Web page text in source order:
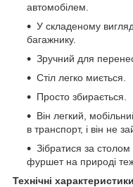
автомобілем.
У складеному
багажнику.
Зручний для
Стіл легко миється.
Просто збирається.
Він легкий,
в транспорт, і він не
Зібратися за
фуршет на природі
Технічні